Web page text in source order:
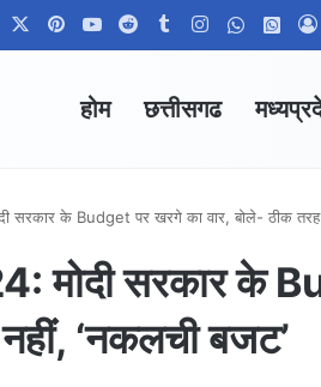
FacebookPinterestYouTubeRedditTumblrInstagram
होम छत्तीसगढ
सरकार के Budget पर खरगे का वार, बोले- ठीक तरह
मोदी सरकार के
‘नकलची बजट’